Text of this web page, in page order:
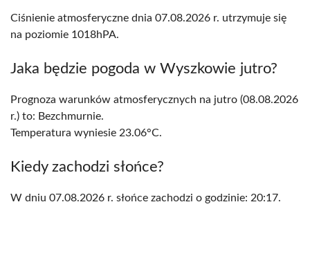
Ciśnienie atmosferyczne dnia 07.08.2026 r. utrzymuje się
na poziomie 1018hPA.
Jaka będzie pogoda w Wyszkowie jutro?
Prognoza warunków atmosferycznych na jutro (08.08.2026
r.) to: Bezchmurnie.
Temperatura wyniesie 23.06°C.
Kiedy zachodzi słońce?
W dniu 07.08.2026 r. słońce zachodzi o godzinie: 20:17.